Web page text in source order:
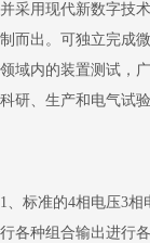
并采用现代新数字技
制而出。可独立完成
领域内的装置测试，
科研、生产和电气试验
1、标准的4相电压3相
行各种组合输出进行